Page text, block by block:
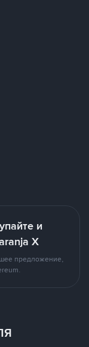
и
X
предложение,